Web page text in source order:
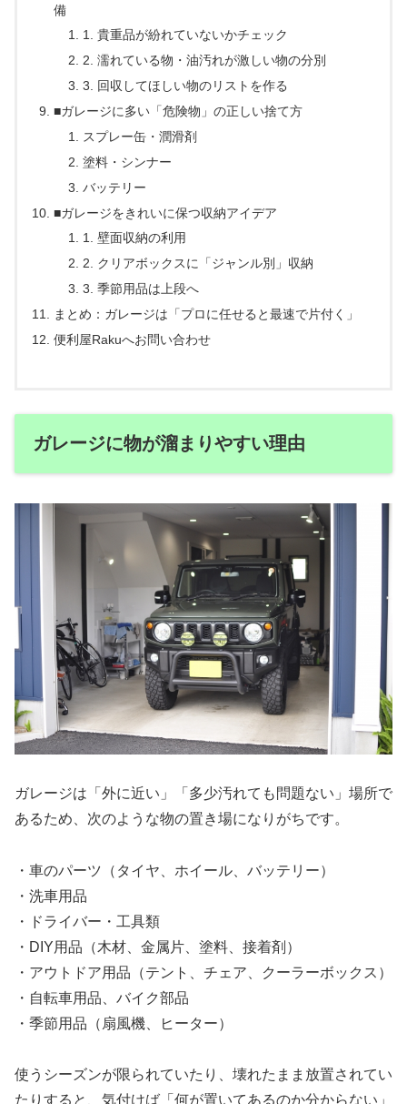
備
1. 貴重品が紛れていないかチェック
2. 濡れている物・油汚れが激しい物の分別
3. 回収してほしい物のリストを作る
■ガレージに多い「危険物」の正しい捨て方
スプレー缶・潤滑剤
塗料・シンナー
バッテリー
■ガレージをきれいに保つ収納アイデア
1. 壁面収納の利用
2. クリアボックスに「ジャンル別」収納
3. 季節用品は上段へ
まとめ：ガレージは「プロに任せると最速で片付く」
便利屋Rakuへお問い合わせ
ガレージに物が溜まりやすい理由
ガレージは「外に近い」「多少汚れても問題ない」場所で
あるため、次のような物の置き場になりがちです。
・車のパーツ（タイヤ、ホイール、バッテリー）
・洗車用品
・ドライバー・工具類
・DIY用品（木材、金属片、塗料、接着剤）
・アウトドア用品（テント、チェア、クーラーボックス）
・自転車用品、バイク部品
・季節用品（扇風機、ヒーター）
使うシーズンが限られていたり、壊れたまま放置されてい
たりすると、気付けば「何が置いてあるのか分からない」